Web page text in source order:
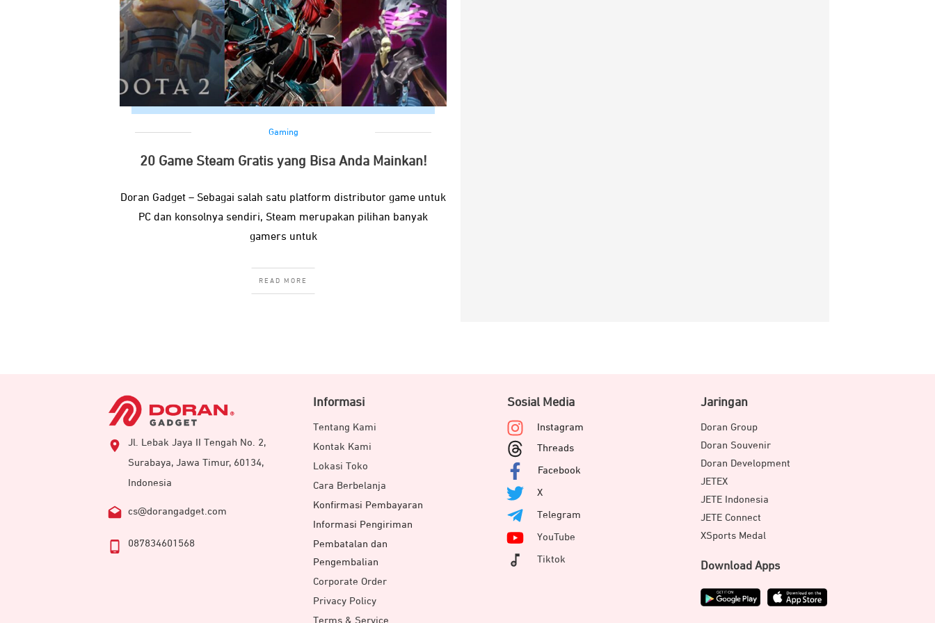
Gaming
20 Game Steam Gratis yang Bisa Anda Mainkan!
Doran Gadget – Sebagai salah satu platform distributor game untuk
PC dan konsolnya sendiri, Steam merupakan pilihan banyak
gamers untuk
READ MORE
Jl. Lebak Jaya II Tengah No. 2,
Surabaya, Jawa Timur, 60134,
Indonesia
cs@dorangadget.com
087834601568
Informasi
Tentang Kami
Kontak Kami
Lokasi Toko
Cara Berbelanja
Konfirmasi Pembayaran
Informasi Pengiriman
Pembatalan dan
Pengembalian
Corporate Order
Privacy Policy
Terms & Service
Sosial Media
Instagram
Threads
Facebook
X
Telegram
YouTube
Tiktok
Jaringan
Doran Group
Doran Souvenir
Doran Development
JETEX
JETE Indonesia
JETE Connect
XSports Medal
Download Apps